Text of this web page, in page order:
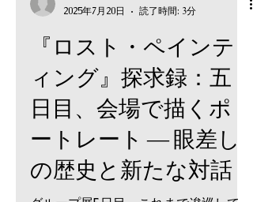
-
読了時間: 3分
『ロスト・ペインテ